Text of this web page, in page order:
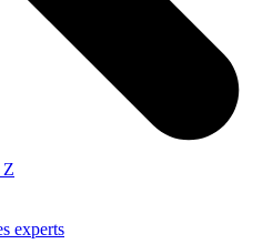
Z
experts